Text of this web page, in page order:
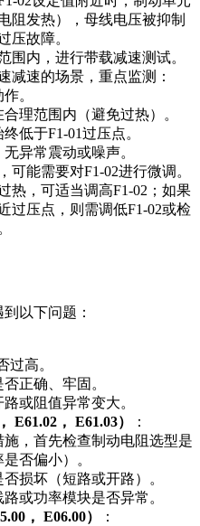
阻发热），母线电压被抑制
压故障。
围内，进行带载减速测试。
减速的场景，重点监测：
。
理范围内（避免过热）。
低于F1-01过压点。
异常震动或噪声。
可能需要对F1-02进行微调。
热，可适当调高F1-02；如果
过压点，则需调低F1-02或检
以下问题：
过高。
正确、牢固。
或阻值异常变大。
E61.02， E61.03）
：
，首先检查制动电阻选型是
否偏小）。
损坏（短路或开路）。
或功率模块是否异常。
， E06.00）
：